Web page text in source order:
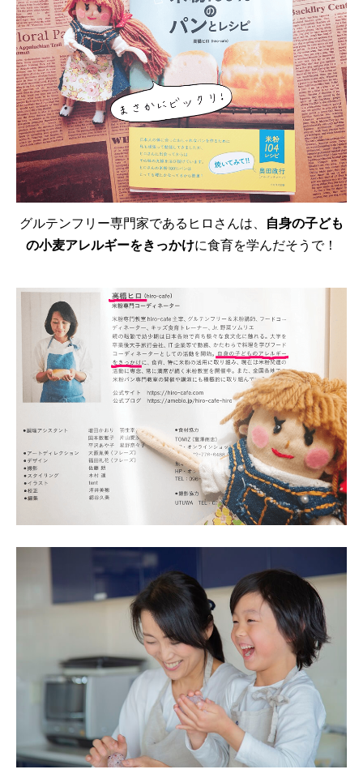
グルテンフリー専門家であるヒロさんは、 自身の子ども
の小麦アレルギーをきっかけに食育を学んだそうで！